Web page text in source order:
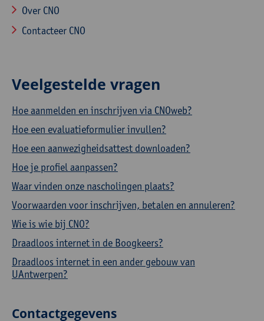
Over CNO
Contacteer CNO
Veelgestelde vragen
Hoe aanmelden en inschrijven via CNOweb?
Hoe een evaluatieformulier invullen?
Hoe een aanwezigheidsattest downloaden?
Hoe je profiel aanpassen?
Waar vinden onze nascholingen plaats?
Voorwaarden voor inschrijven, betalen en annuleren?
Wie is wie bij CNO?
Draadloos internet in de Boogkeers?
Draadloos internet in een ander gebouw van
UAntwerpen?
Contactgegevens